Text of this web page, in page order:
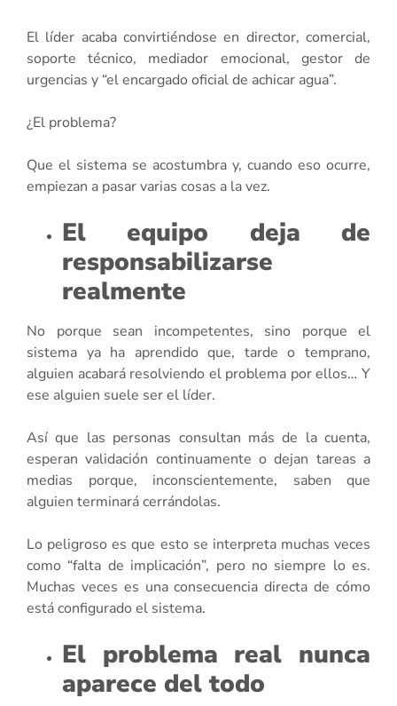
El líder acaba convirtiéndose en director, comercial,
soporte técnico, mediador emocional, gestor de
urgencias y “el encargado oficial de achicar agua”.
¿El problema?
Que el sistema se acostumbra y, cuando eso ocurre,
empiezan a pasar varias cosas a la vez.
El equipo deja de
responsabilizarse
realmente
No porque sean incompetentes, sino porque el
sistema ya ha aprendido que, tarde o temprano,
alguien acabará resolviendo el problema por ellos… Y
ese alguien suele ser el líder.
Así que las personas consultan más de la cuenta,
esperan validación continuamente o dejan tareas a
medias porque, inconscientemente, saben que
alguien terminará cerrándolas.
Lo peligroso es que esto se interpreta muchas veces
como “falta de implicación”, pero no siempre lo es.
Muchas veces es una consecuencia directa de cómo
está configurado el sistema.
El problema real nunca
aparece del todo